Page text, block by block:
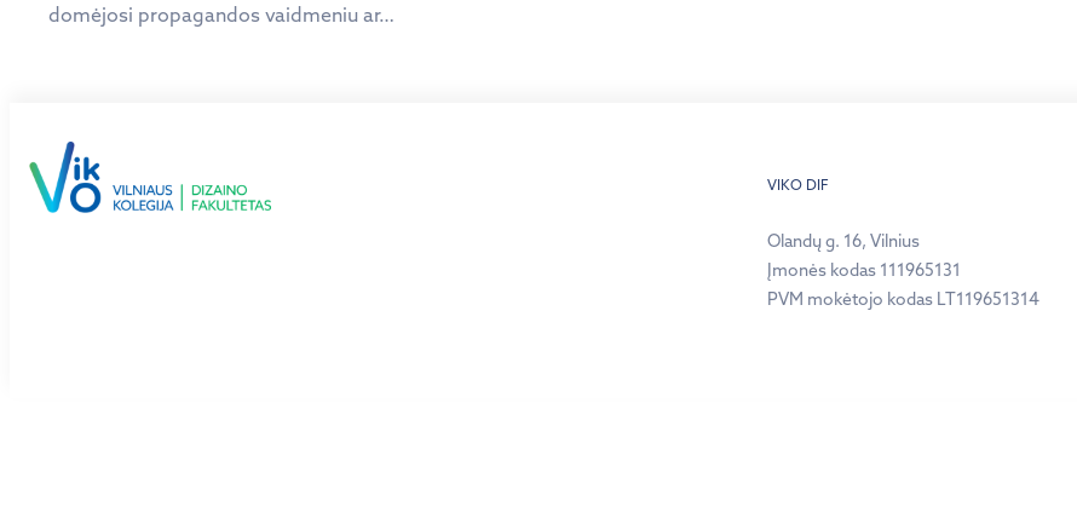
domėjosi propagandos vaidmeniu ar…
VIKO DIF
Olandų g. 16, Vilnius
Įmonės kodas 111965131
PVM mokėtojo kodas LT119651314